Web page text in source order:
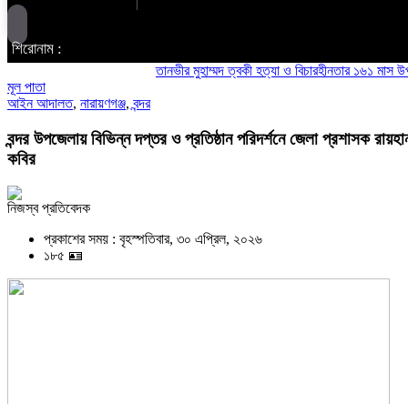
শিরোনাম :
তানভীর মুহাম্মদ ত্বকী হত্যা ও বিচারহীনতার ১৬১ মাস
মূল পাতা
আইন আদালত, নারায়ণগঞ্জ, বন্দর
বন্দর উপজেলায় বিভিন্ন দপ্তর ও প্রতিষ্ঠান পরিদর্শনে জেলা প্রশাসক
কবির
নিজস্ব প্রতিবেদক
প্রকাশের সময় : বৃহস্পতিবার, ৩০ এপ্রিল, ২০২৬
১৮৫ 🪪